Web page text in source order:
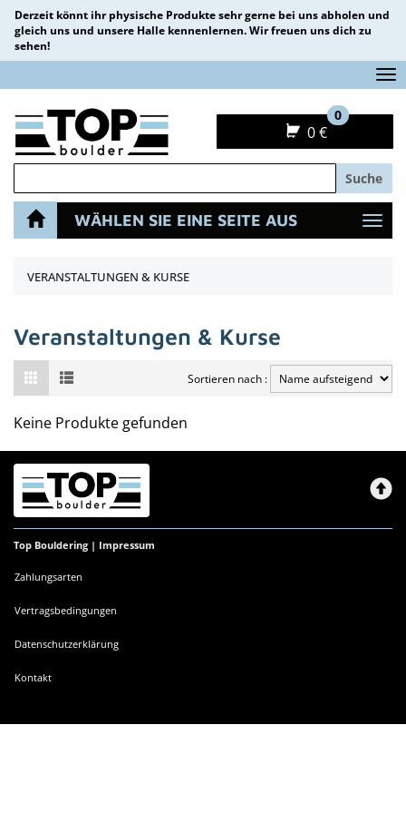
Derzeit könnt ihr physische Produkte sehr gerne bei uns abholen und
gleich uns und unsere Halle kennenlernen. Wir freuen uns dich zu
sehen!
0 €
0
Suche
WÄHLEN SIE EINE SEITE AUS
VERANSTALTUNGEN & KURSE
Veranstaltungen & Kurse
Sortieren nach :
Keine Produkte gefunden
Top Bouldering | Impressum
Zahlungsarten
Vertragsbedingungen
Datenschutzerklärung
Kontakt